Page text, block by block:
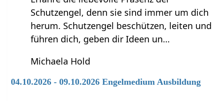
Schutzengel, denn sie sind immer um dich
herum. Schutzengel beschützen, leiten und
führen dich, geben dir Ideen un…
Michaela Hold
04.10.2026 - 09.10.2026 Engelmedium Ausbildung